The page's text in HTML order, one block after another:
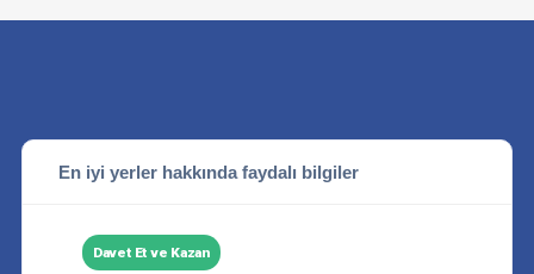
En iyi yerler hakkında faydalı bilgiler
Davet Et ve Kazan